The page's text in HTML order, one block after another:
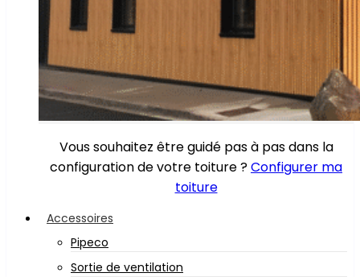
Vous souhaitez être guidé pas à pas dans la
configuration de votre toiture ?Configurer ma
toiture
Accessoires
Pipeco
Sortie de ventilation